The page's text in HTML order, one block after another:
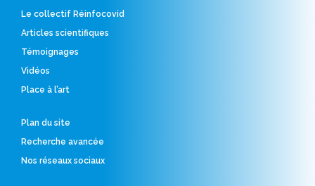
Le collectif Réinfocovid
Articles scientifiques
Témoignages
Vidéos
Place à l’art
Plan du site
Recherche avancée
Nos réseaux sociaux